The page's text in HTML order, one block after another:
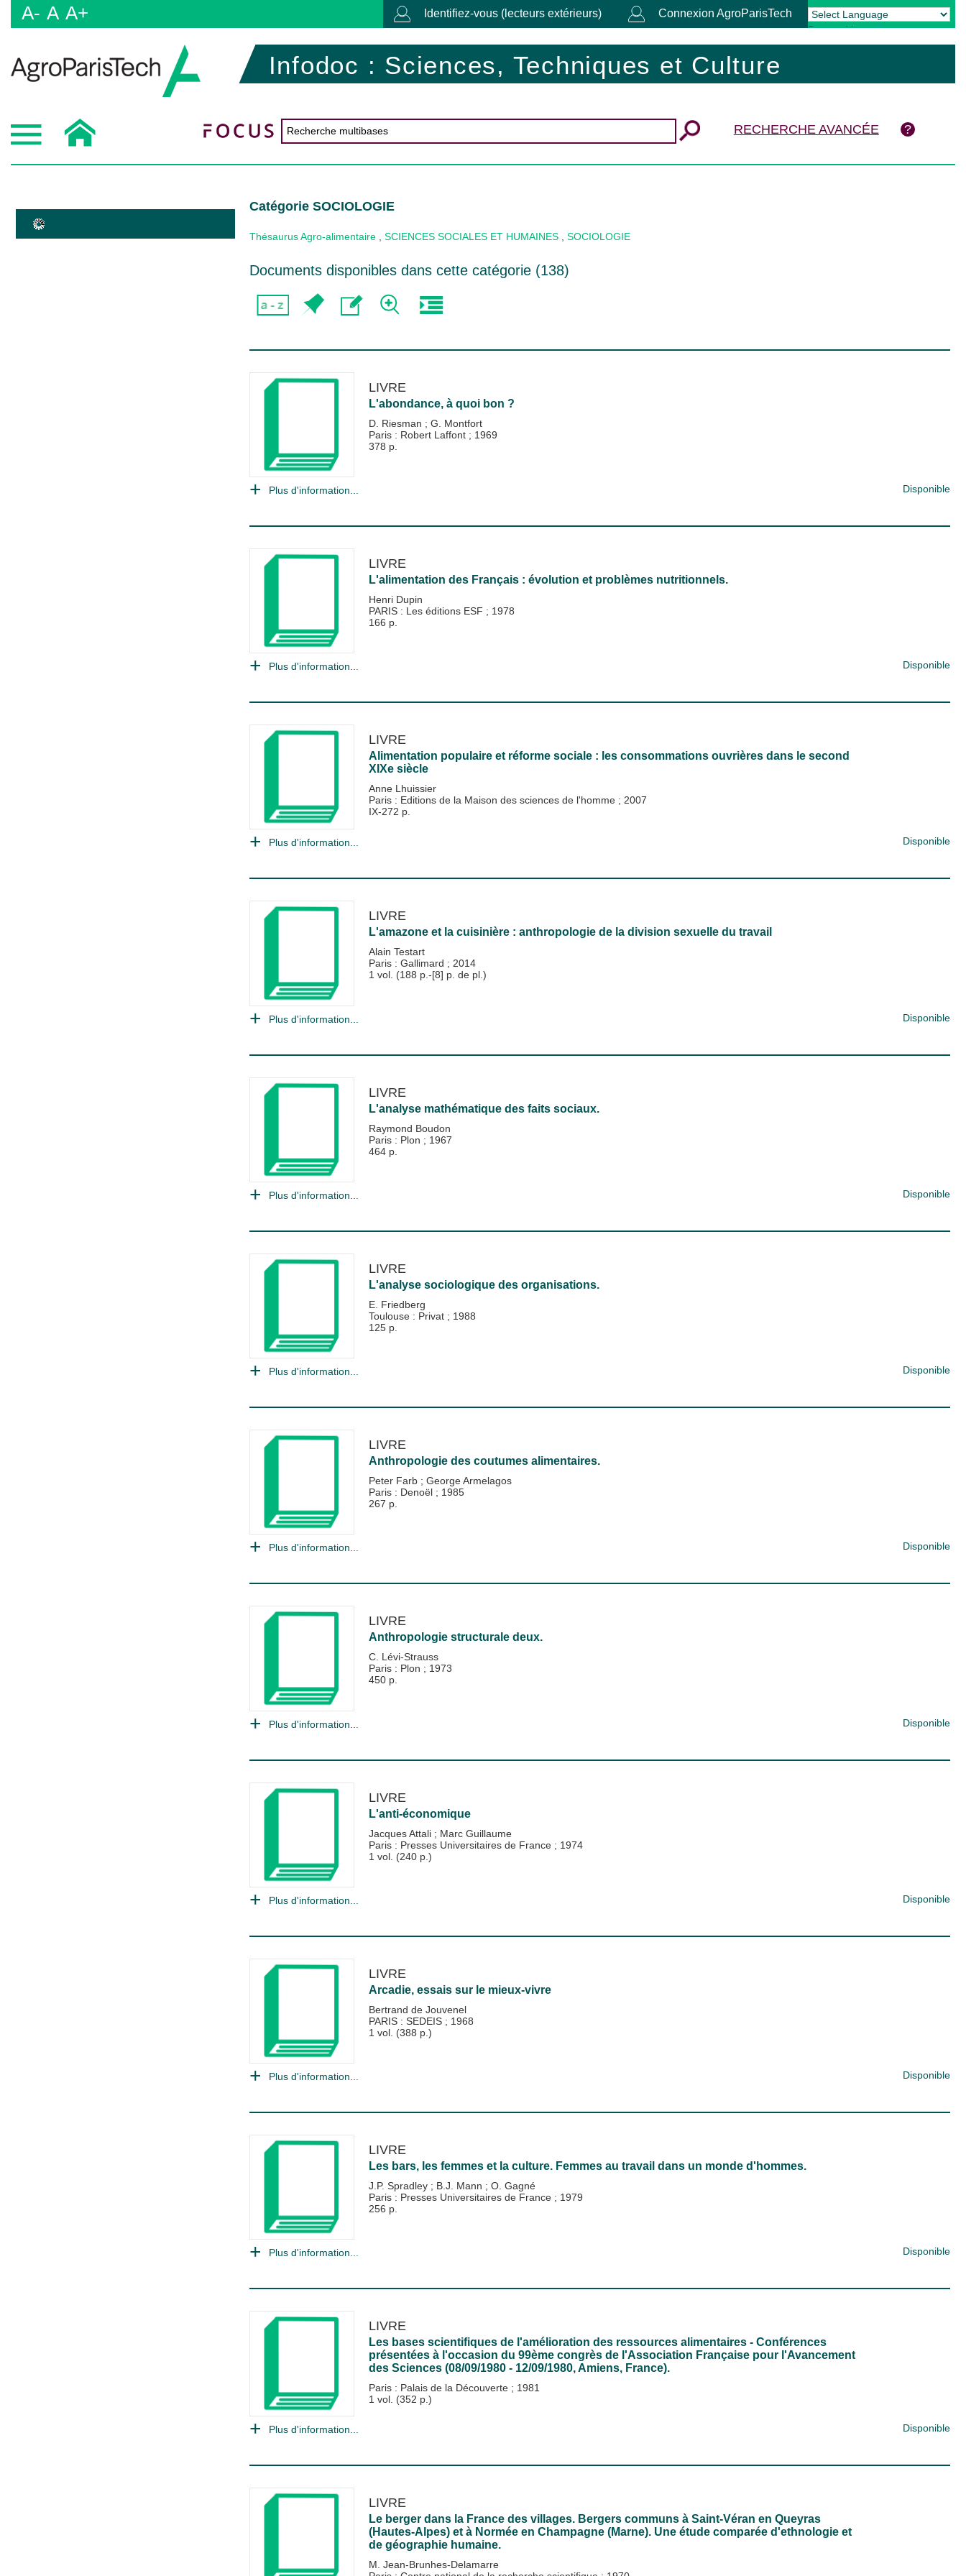
A- A A+ Identifiez-vous (lecteurs extérieurs) Connexion AgroParisTech
Powered by Translate
Infodoc : Sciences, Techniques et Culture
RECHERCHE AVANCÉE
Catégorie SOCIOLOGIE
Thésaurus Agro-alimentaire SCIENCES SOCIALES ET HUMAINES SOCIOLOGIE
Documents disponibles dans cette catégorie (138)
LIVRE
L'abondance, à quoi bon ?
D. Riesman ; G. Montfort
Paris : Robert Laffont ; 1969
378 p.
Plus d'information... Disponible
LIVRE
L'alimentation des Français : évolution et problèmes nutritionnels.
Henri Dupin
PARIS : Les éditions ESF ; 1978
166 p.
Plus d'information... Disponible
LIVRE
Alimentation populaire et réforme sociale : les consommations ouvrières dans le second
XIXe siècle
Anne Lhuissier
Paris : Editions de la Maison des sciences de l'homme ; 2007
IX-272 p.
Plus d'information... Disponible
LIVRE
L'amazone et la cuisinière : anthropologie de la division sexuelle du travail
Alain Testart
Paris : Gallimard ; 2014
1 vol. (188 p.-[8] p. de pl.)
Plus d'information... Disponible
LIVRE
L'analyse mathématique des faits sociaux.
Raymond Boudon
Paris : Plon ; 1967
464 p.
Plus d'information... Disponible
LIVRE
L'analyse sociologique des organisations.
E. Friedberg
Toulouse : Privat ; 1988
125 p.
Plus d'information... Disponible
LIVRE
Anthropologie des coutumes alimentaires.
Peter Farb ; George Armelagos
Paris : Denoël ; 1985
267 p.
Plus d'information... Disponible
LIVRE
Anthropologie structurale deux.
C. Lévi-Strauss
Paris : Plon ; 1973
450 p.
Plus d'information... Disponible
LIVRE
L'anti-économique
Jacques Attali ; Marc Guillaume
Paris : Presses Universitaires de France ; 1974
1 vol. (240 p.)
Plus d'information... Disponible
LIVRE
Arcadie, essais sur le mieux-vivre
Bertrand de Jouvenel
PARIS : SEDEIS ; 1968
1 vol. (388 p.)
Plus d'information... Disponible
LIVRE
Les bars, les femmes et la culture. Femmes au travail dans un monde d'hommes.
J.P. Spradley ; B.J. Mann ; O. Gagné
Paris : Presses Universitaires de France ; 1979
256 p.
Plus d'information... Disponible
LIVRE
Les bases scientifiques de l'amélioration des ressources alimentaires - Conférences
présentées à l'occasion du 99ème congrès de l'Association Française pour l'Avancement
des Sciences (08/09/1980 - 12/09/1980, Amiens, France).
Paris : Palais de la Découverte ; 1981
1 vol. (352 p.)
Plus d'information... Disponible
LIVRE
Le berger dans la France des villages. Bergers communs à Saint-Véran en Queyras
(Hautes-Alpes) et à Normée en Champagne (Marne). Une étude comparée d'ethnologie et
de géographie humaine.
M. Jean-Brunhes-Delamarre